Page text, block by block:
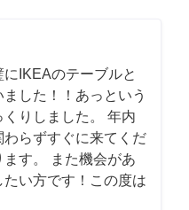
IKEAのテーブルと
した！！あっという
りしました。 年内
らずすぐに来てくだ
す。 また機会があ
い方です！この度は